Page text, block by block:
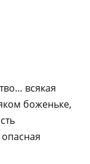
всякая
боженьке,